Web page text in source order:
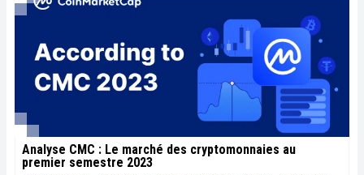
Analyse CMC : Le marché des cryptomonnaies au
premier semestre 2023